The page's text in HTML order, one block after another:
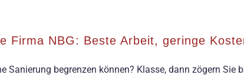
Firma NBG: Beste Arbeit, geringe
Sanierung begrenzen können? Klasse, dann zögern